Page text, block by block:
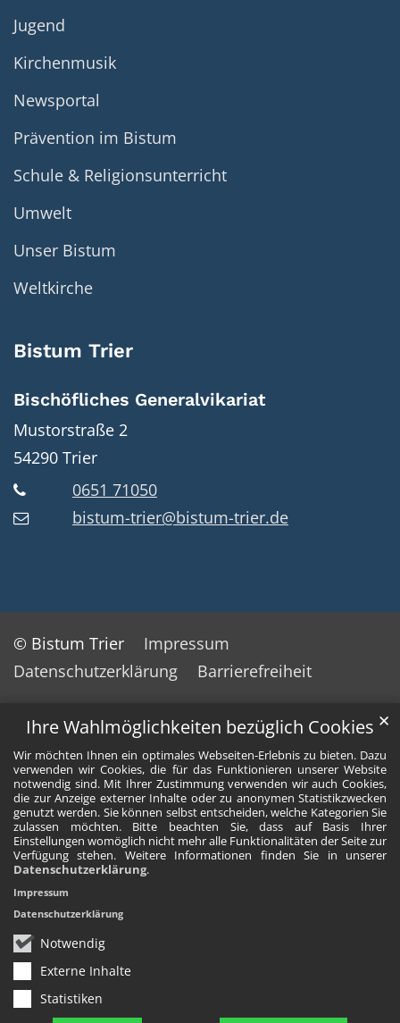
Ihre Wahlmöglichkeiten bezüglich Cookies
Wir möchten Ihnen ein optimales Webseiten-Erlebnis zu bieten. Dazu
verwenden wir Cookies, die für das Funktionieren unserer Website
notwendig sind. Mit Ihrer Zustimmung verwenden wir auch Cookies,
die zur Anzeige externer Inhalte oder zu anonymen Statistikzwecken
genutzt werden. Sie können selbst entscheiden, welche Kategorien Sie
zulassen möchten. Bitte beachten Sie, dass auf Basis Ihrer
Einstellungen womöglich nicht mehr alle Funktionalitäten der Seite zur
Verfügung stehen. Weitere Informationen finden Sie in unserer
Datenschutzerklärung.
Notwendig
Externe Inhalte
Statistiken
✕
Impressum
Datenschutzerklärung
Jugend
Kirchenmusik
Newsportal
Prävention im Bistum
Schule & Religionsunterricht
Umwelt
Unser Bistum
Weltkirche
Bistum Trier
Bischöfliches Generalvikariat
Mustorstraße 2
54290 Trier
0651 71050
bistum-trier@bistum-trier.de
© Bistum Trier
Impressum
Datenschutzerklärung
Barrierefreiheit